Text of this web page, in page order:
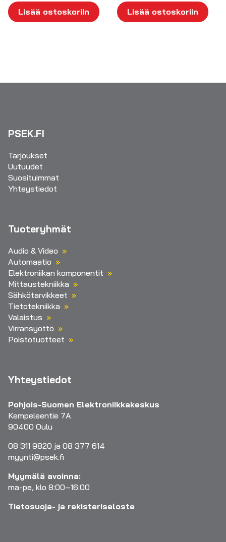
Lisää ostoskoriin Lisää ostoskoriin
PSEK.FI
Tarjoukset
Uutuudet
Suosituimmat
Yhteystiedot
Tuoteryhmät
Audio & Video
Automaatio
Elektroniikan komponentit
Mittaustekniikka
Sähkötarvikkeet
Tietotekniikka
Valaistus
Virransyöttö
Poistotuotteet
Yhteystiedot
Pohjois-Suomen Elektroniikkakeskus
Kempeleentie 7A
90400 Oulu
08 311 9820 ja 08 377 614
myynti@psek.fi
Myymälä avoinna:
ma-pe, klo 8:00–16:00
Tietosuoja- ja rekisteriseloste